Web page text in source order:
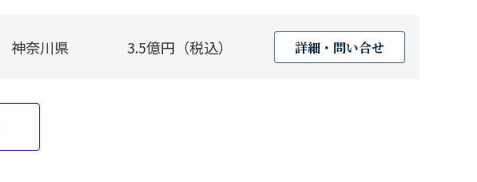
神奈川県 3.5億円（税込） 詳細・問い合せ